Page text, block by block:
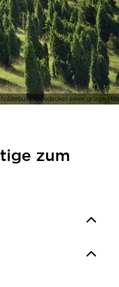
bedecken einen grünen
zum